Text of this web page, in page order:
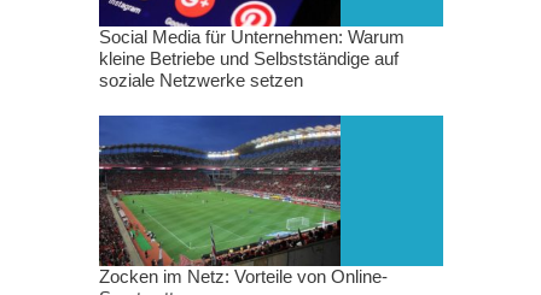
Social Media für Unternehmen: Warum
kleine Betriebe und Selbstständige auf
soziale Netzwerke setzen
Zocken im Netz: Vorteile von Online-